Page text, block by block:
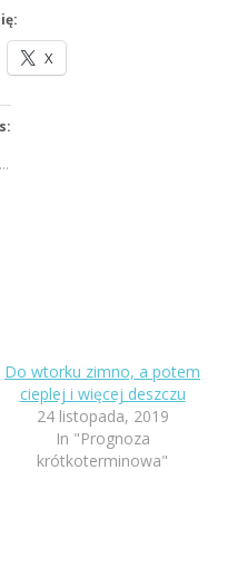
X
Do wtorku zimno, a potem
cieplej i więcej deszczu
24 listopada, 2019
In "Prognoza
krótkoterminowa"